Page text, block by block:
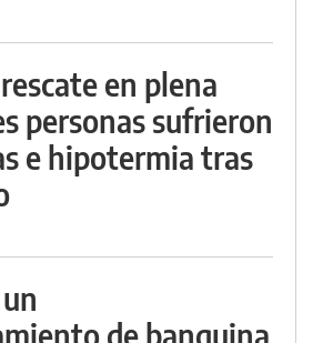
en plena
personas sufrieron
e hipotermia tras
de banquina